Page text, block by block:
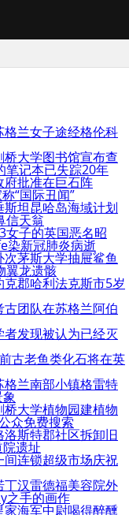
格兰女子途经格伦科
桥大学图书馆宣布查
笔记本已失踪20年
府批准在巨石阵
“国际丑闻”
斯坦昆哈岛海域计划
信天翁
女子的英国恶名昭
染新冠肺炎病逝
次茅斯大学抽屉鲨鱼
翼龙遗骸
克郡哈利法克斯市5岁
古团队在苏格兰阿伯
者发现被认为已经灭
古老鱼类化石将在英
格兰南部小镇格雷特
桥大学植物园建植物
众免费搜索
洛斯特郡社区拆卸旧
遗址
间连锁超级市场庆祝
丁汉雷德福美容院外
之手的画作
家海军中尉喝得醉醺